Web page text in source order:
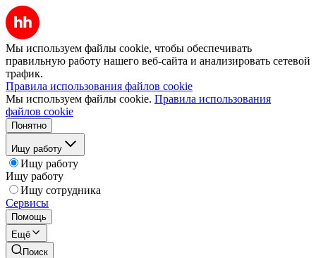
Мы используем файлы cookie, чтобы обеспечивать
правильную работу нашего веб-сайта и анализировать сетевой
трафик.
Правила использования файлов cookie
Мы используем файлы cookie. Правила использования
файлов cookie
Понятно
Ищу работу
Ищу работу
Ищу работу
Ищу сотрудника
Сервисы
Помощь
Ещё
Поиск